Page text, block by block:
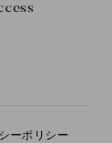
ーポリシー